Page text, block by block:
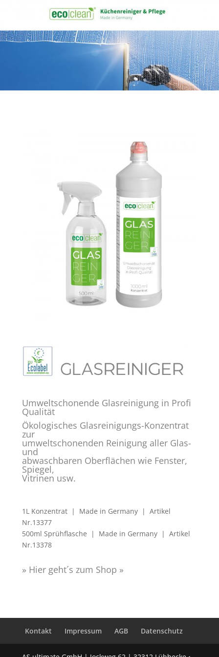
Umweltschonende Glasreinigung in Profi
Qualität
Ökologisches Glasreinigungs-Konzentrat
zur
umweltschonenden Reinigung aller Glas-
und
abwaschbaren Oberflächen wie Fenster,
Spiegel,
Vitrinen usw.
1L Konzentrat | Made in Germany | Artikel
Nr.13377
500ml Sprühflasche | Made in Germany | Artikel
Nr.13378
» Hier geht´s zum Shop »
Kontakt Impressum AGB Datenschutz